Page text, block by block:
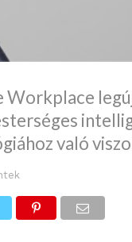
Workplace
való